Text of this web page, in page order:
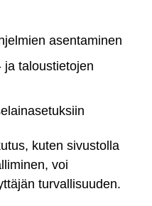
asentaminen
ja taloustietojen
kuten sivustolla
voi
turvallisuuden.